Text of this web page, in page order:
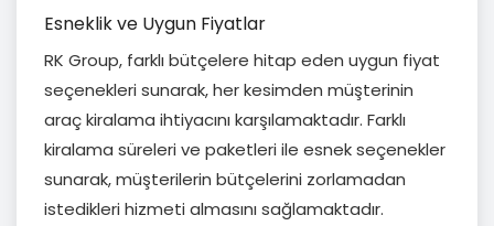
Esneklik ve Uygun Fiyatlar
RK Group, farklı bütçelere hitap eden uygun fiyat
seçenekleri sunarak, her kesimden müşterinin
araç kiralama ihtiyacını karşılamaktadır. Farklı
kiralama süreleri ve paketleri ile esnek seçenekler
sunarak, müşterilerin bütçelerini zorlamadan
istedikleri hizmeti almasını sağlamaktadır.